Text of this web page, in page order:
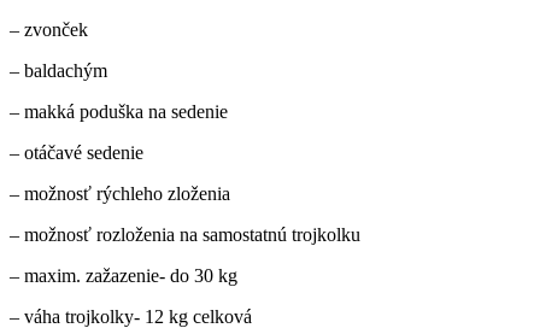
– zvonček
– baldachým
– makká poduška na sedenie
– otáčavé sedenie
– možnosť rýchleho zloženia
– možnosť rozloženia na samostatnú trojkolku
– maxim. zažazenie- do 30 kg
– váha trojkolky- 12 kg celková